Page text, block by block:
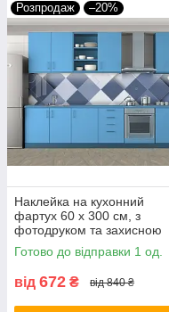
Розпродаж –20%
Наклейка на кухонний
фартух 60 х 300 см, з
фотодруком та захисною
ламінацією абстракція (БП-
s_ab348)
Готово до відправки 1 од.
від 672 ₴ від 840 ₴